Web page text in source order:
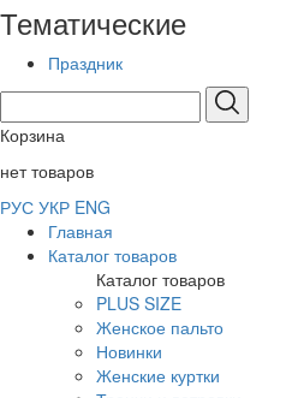
Тематические
Праздник
Корзина
нет товаров
РУС УКР ENG
Главная
Каталог товаров
Каталог товаров
PLUS SIZE
Женское пальто
Новинки
Женские куртки